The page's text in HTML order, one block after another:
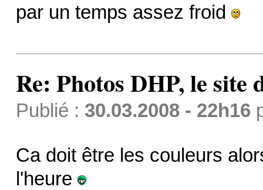
par un temps assez froid
Re: Photos DHP, le site
Publié : 30.03.2008 - 22h16
Ca doit être les couleurs
l'heure